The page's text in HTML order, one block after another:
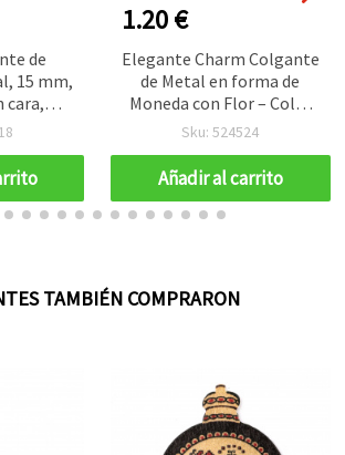
de
15 mm,
cara,
de 50
1.20 €
Elegante Charm Colgante
de Metal en forma de
Moneda con Flor – Color
Plata, 15 mm, Agujero 1,5
Sku: 524524
Añadir al carrito
TAMBIÉN COMPRARON